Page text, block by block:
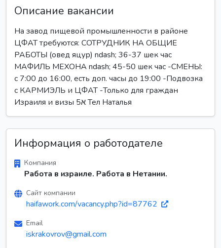
Описание вакансии
На завод пищевой промышленности в районе
ЦФАТ требуются: СОТРУДНИК НА ОБЩИЕ
РАБОТЫ (овед яцур) ndash; 36-37 шек час
МАФИЛЬ МЕХОНА ndash; 45-50 шек час -СМЕНЫ:
с 7:00 до 16:00, есть доп. часы до 19:00 -Подвозка
с КАРМИЭЛЬ и ЦФАТ -Только для граждан
Израиля и визы 5א Тел Наталья
Информация о работодателе
Компания
Работа в израиле. Работа в Нетании.
Сайт компании
haifawork.com/vacancy.php?id=87762
Email
iskrakovrov@gmail.com